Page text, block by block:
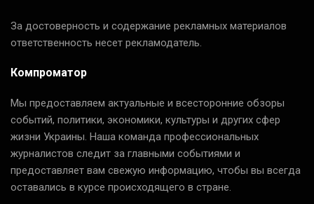
За достоверность и содержание рекламных материалов
ответственность несет рекламодатель.
Компроматор
Мы предоставляем актуальные и всесторонние обзоры
событий, политики, экономики, культуры и других сфер
жизни Украины. Наша команда профессиональных
журналистов следит за главными событиями и
предоставляет вам свежую информацию, чтобы вы всегда
оставались в курсе происходящего в стране.